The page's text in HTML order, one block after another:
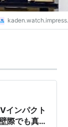
インパクト
際でも真